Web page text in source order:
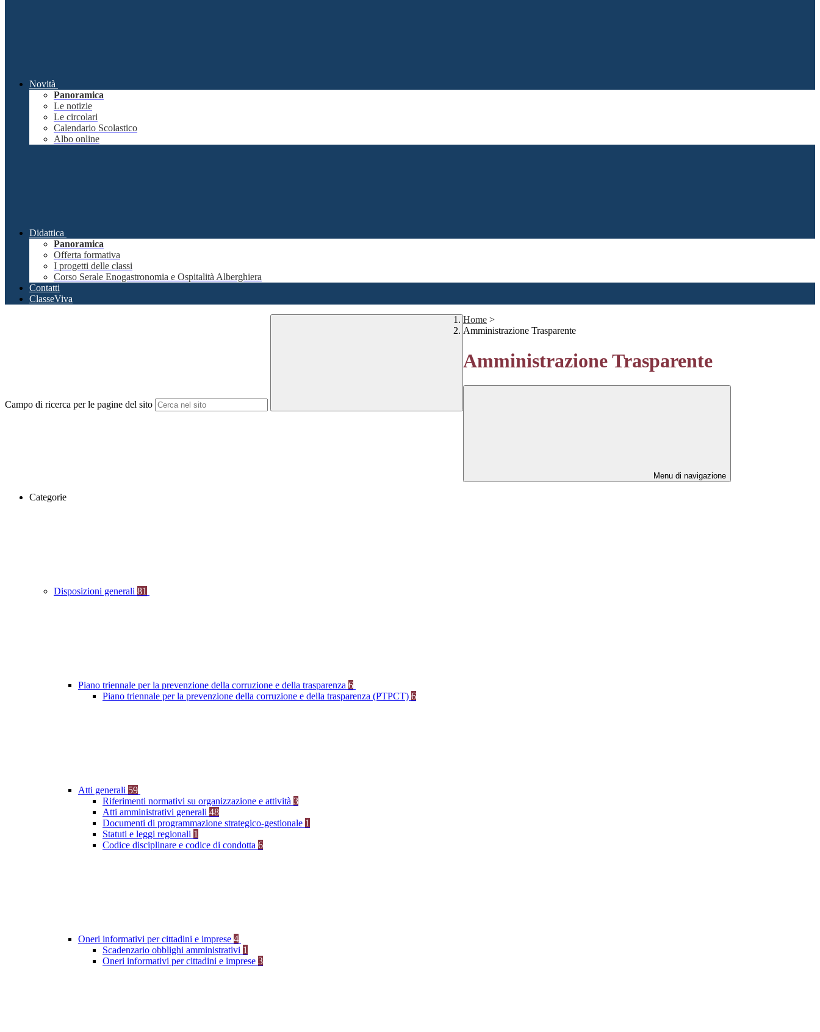
Novità
Panoramica
Le notizie
Le circolari
Calendario Scolastico
Albo online
Didattica
Panoramica
Offerta formativa
I progetti delle classi
Corso Serale Enogastronomia e Ospitalità Alberghiera
Contatti
ClasseViva
Campo di ricerca per le pagine del sito
Home >
Amministrazione Trasparente
Amministrazione Trasparente
Menu di navigazione
Categorie
Disposizioni generali 81
Piano triennale per la prevenzione della corruzione e della trasparenza 6
Piano triennale per la prevenzione della corruzione e della trasparenza (PTPCT) 6
Atti generali 59
Riferimenti normativi su organizzazione e attività 3
Atti amministrativi generali 48
Documenti di programmazione strategico-gestionale 1
Statuti e leggi regionali 1
Codice disciplinare e codice di condotta 6
Oneri informativi per cittadini e imprese 4
Scadenzario obblighi amministrativi 1
Oneri informativi per cittadini e imprese 3